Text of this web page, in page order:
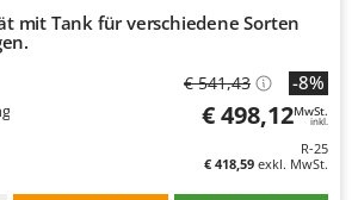
mit Tank für verschiedene Sorten
€ 541,43 -8%
€ 498,12MwSt.
inkl.
R-25
€ 418,59 exkl. MwSt.